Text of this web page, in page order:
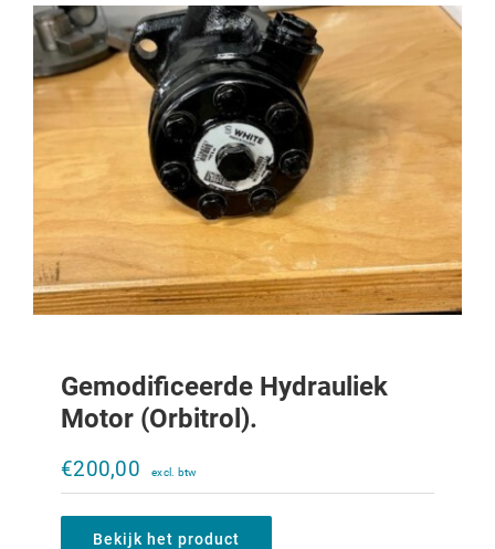
Gemodificeerde Hydrauliek
Motor (orbitrol).
€200,00
Bekijk het product
€305,00